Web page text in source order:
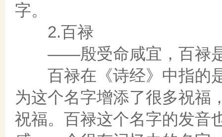
字。
2.百禄
——殷受命咸宜，百禄
百禄在《诗经》中指的是
为这个名字增添了很多祝福
祝福。百禄这个名字的发音